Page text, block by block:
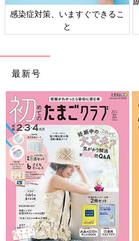
ますぐできるこ
「もしものと
最新号